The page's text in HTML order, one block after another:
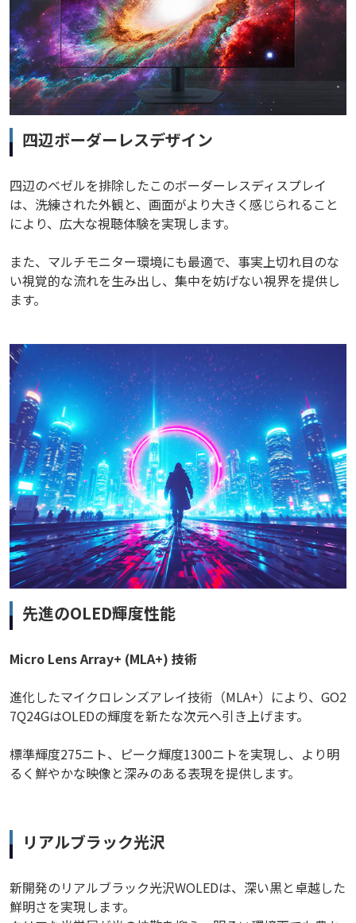
四辺ボーダーレスデザイン
四辺のベゼルを排除したこのボーダーレスディスプレイ
は、洗練された外観と、画面がより大きく感じられること
により、広大な視聴体験を実現します。
また、マルチモニター環境にも最適で、事実上切れ目のな
い視覚的な流れを生み出し、集中を妨げない視界を提供し
ます。
先進のOLED輝度性能
Micro Lens Array+ (MLA+) 技術
進化したマイクロレンズアレイ技術（MLA+）により、GO2
7Q24GはOLEDの輝度を新たな次元へ引き上げます。
標準輝度275ニト、ピーク輝度1300ニトを実現し、より明
るく鮮やかな映像と深みのある表現を提供します。
リアルブラック光沢
新開発のリアルブラック光沢WOLEDは、深い黒と卓越した
鮮明さを実現します。